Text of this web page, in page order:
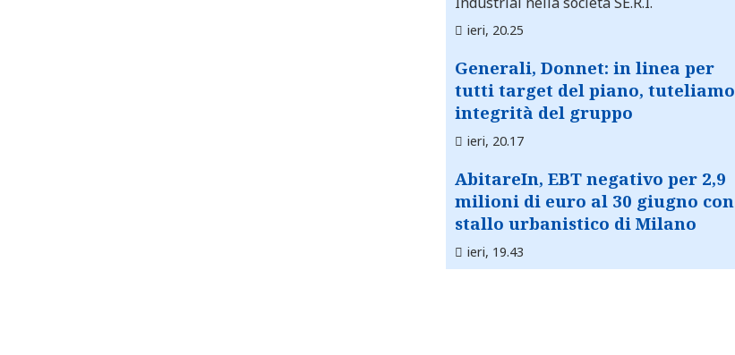
ieri, 20.25
Generali, Donnet: in linea per
tutti target del piano, tuteliamo
integrità del gruppo
ieri, 20.17
AbitareIn, EBT negativo per 2,9
milioni di euro al 30 giugno con
stallo urbanistico di Milano
ieri, 19.43